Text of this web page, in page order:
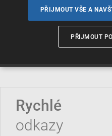
Označení původu
Rychlé
odkazy
PŘIJMOUT VŠE A
PŘIJMOUT